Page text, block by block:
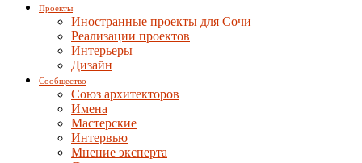
Проекты
Иностранные проекты для Сочи
Реализации проектов
Интерьеры
Дизайн
Сообщество
Союз архитекторов
Имена
Мастерские
Интервью
Мнение эксперта